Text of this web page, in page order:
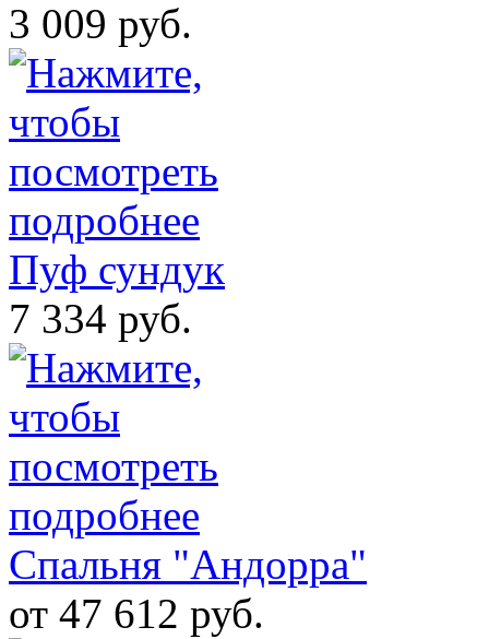
3 009 руб.
Пуф сундук
7 334 руб.
Спальня "Андорра"
от 47 612 руб.